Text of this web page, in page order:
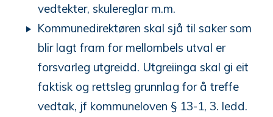
vedtekter, skulereglar m.m.
Kommunedirektøren skal sjå til saker som
blir lagt fram for mellombels utval er
forsvarleg utgreidd. Utgreiinga skal gi eit
faktisk og rettsleg grunnlag for å treffe
vedtak, jf kommuneloven § 13-1, 3. ledd.